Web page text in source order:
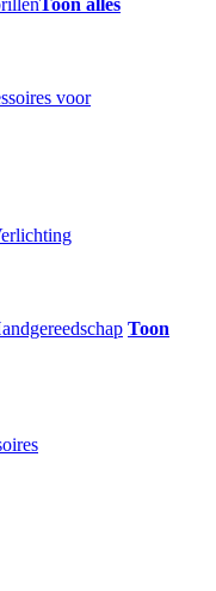
voor
Toon